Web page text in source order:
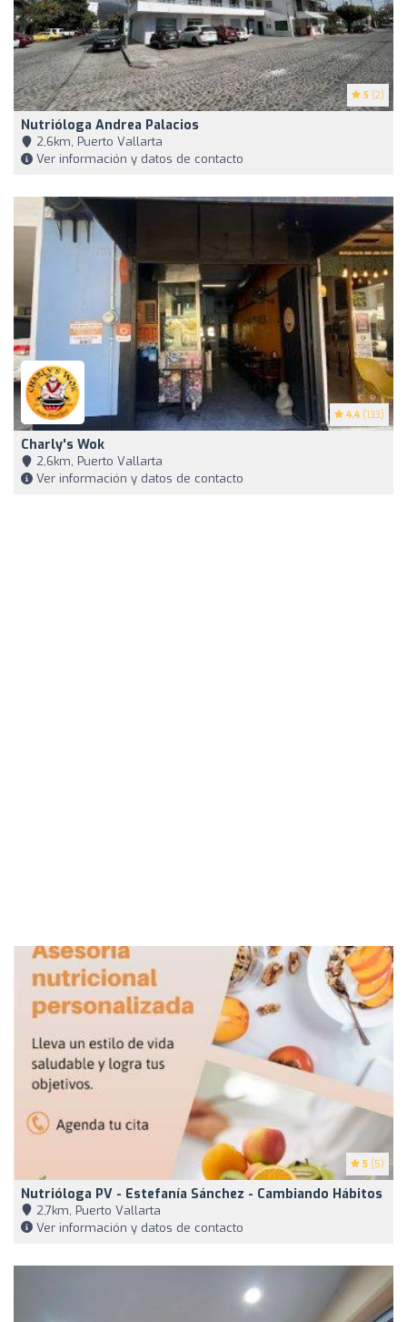
5 (2)
Nutrióloga Andrea Palacios
2,6km, Puerto Vallarta
Ver información y datos de contacto
4.4 (133)
Charly's Wok
2,6km, Puerto Vallarta
Ver información y datos de contacto
5 (5)
Nutrióloga PV - Estefanía Sánchez - Cambiando Hábitos
2,7km, Puerto Vallarta
Ver información y datos de contacto